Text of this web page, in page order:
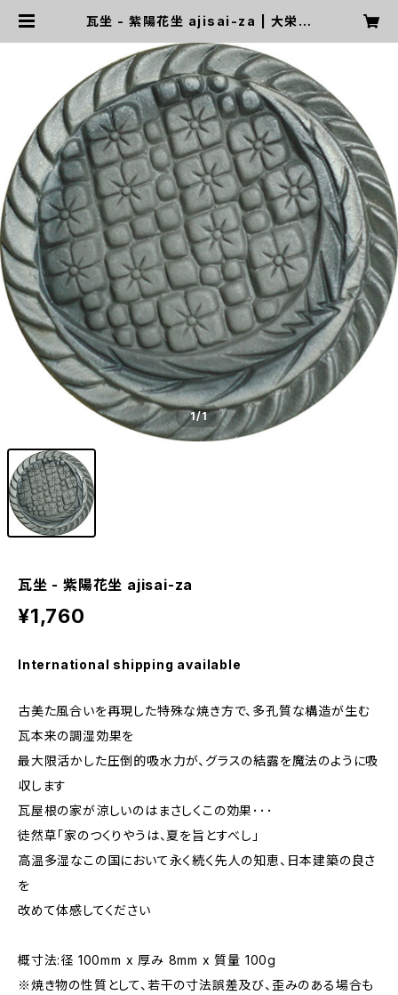
瓦坐 - 紫陽花坐 ajisai-za | 大栄窯
1/1
瓦坐 - 紫陽花坐 ajisai-za
¥1,760
International shipping available
古美た風合いを再現した特殊な焼き方で、多孔質な構造が生む
瓦本来の調湿効果を
最大限活かした圧倒的吸水力が、グラスの結露を魔法のように吸
収します
瓦屋根の家が涼しいのはまさしくこの効果･･･
徒然草「家のつくりやうは、夏を旨とすべし」
高温多湿なこの国において永く続く先人の知恵、日本建築の良さ
を
改めて体感してください
概寸法:径 100mm x 厚み 8mm x 質量 100g
※焼き物の性質として、若干の寸法誤差及び、歪みのある場合も